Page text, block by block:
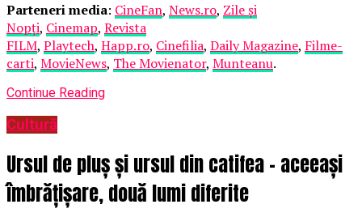
Parteneri media: CineFan, News.ro, Zile și
Nopți, Cinemap, Revista
FILM, Playtech, Happ.ro, Cinefilia, Daily Magazine, Filme-
carti, MovieNews, The Movienator, Munteanu.
Continue Reading
Cultură
Ursul de pluș și ursul din catifea – aceeași
îmbrățișare, două lumi diferite